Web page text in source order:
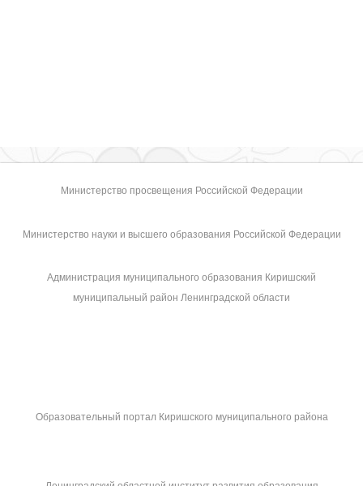
Министерство просвещения Российской Федерации
Министерство науки и высшего образования Российской Федерации
Администрация муниципального образования Киришский
муниципальный район Ленинградской области
Образовательный портал Киришского муниципального района